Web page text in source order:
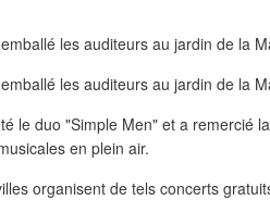
le duo "Simple Men" et a remercié
en plein air.
organisent de tels concerts